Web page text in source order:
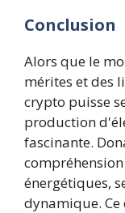
Conclusion
Alors que le
mérites et des
crypto puisse
production
fascinante.
énergétiques,
dynamique.